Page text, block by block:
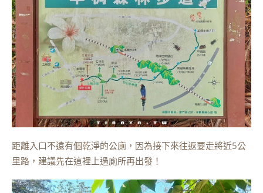
距離入口不遠有個乾淨的公廁，因為接下來往返要走將近5公
里路，建議先在這裡上過廁所再出發！